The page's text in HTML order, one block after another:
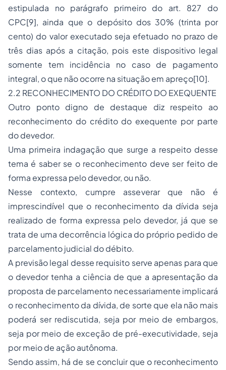
estipulada no parágrafo primeiro do art. 827 do
CPC[9], ainda que o depósito dos 30% (trinta por
cento) do valor executado seja efetuado no prazo de
três dias após a citação, pois este dispositivo legal
somente tem incidência no caso de pagamento
integral, o que não ocorre na situação em apreço[10].
2.2 RECONHECIMENTO DO CRÉDITO DO EXEQUENTE
Outro ponto digno de destaque diz respeito ao
reconhecimento do crédito do exequente por parte
do devedor.
Uma primeira indagação que surge a respeito desse
tema é saber se o reconhecimento deve ser feito de
forma expressa pelo devedor, ou não.
Nesse contexto, cumpre asseverar que não é
imprescindível que o reconhecimento da dívida seja
realizado de forma expressa pelo devedor, já que se
trata de uma decorrência lógica do próprio pedido de
parcelamento judicial do débito.
A previsão legal desse requisito serve apenas para que
o devedor tenha a ciência de que a apresentação da
proposta de parcelamento necessariamente implicará
o reconhecimento da dívida, de sorte que ela não mais
poderá ser rediscutida, seja por meio de embargos,
seja por meio de exceção de pré-executividade, seja
por meio de ação autônoma.
Sendo assim, há de se concluir que o reconhecimento